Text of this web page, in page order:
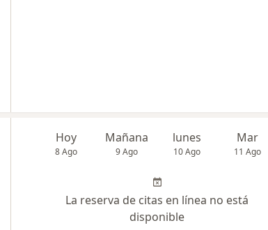
Hoy
8 Ago
Mañana
9 Ago
lunes
10 Ago
Mar
11 Ago
La reserva de citas en línea no está
disponible